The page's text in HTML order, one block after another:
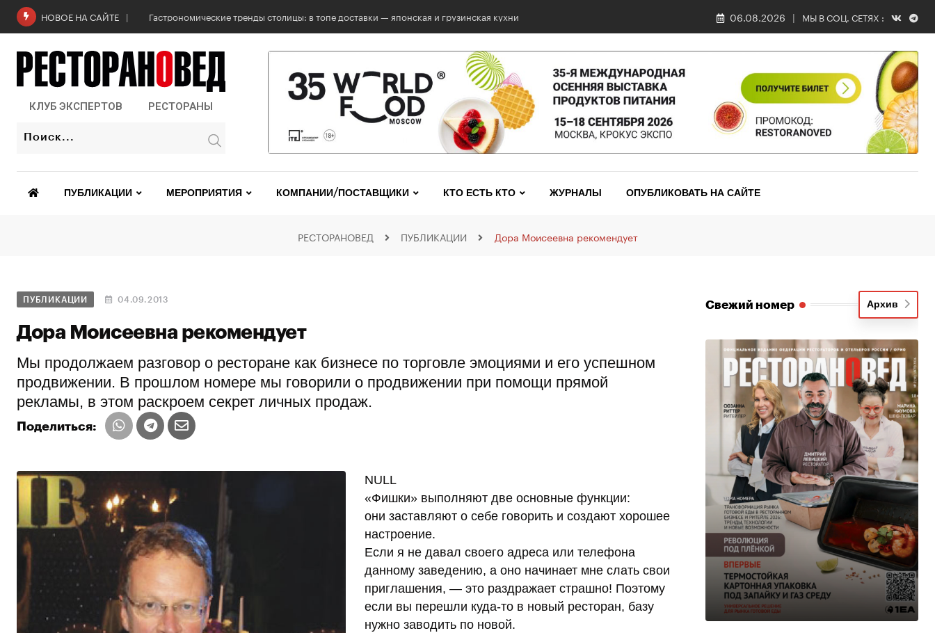
НОВОЕ НА САЙТЕ Гастрономические тренды столицы: в топе доставки — японская и грузинская кухни 06.08.2026 МЫ В СОЦ. СЕТЯХ :
КЛУБ ЭКСПЕРТОВ РЕСТОРАНЫ
ПУБЛИКАЦИИ МЕРОПРИЯТИЯ КОМПАНИИ/ПОСТАВЩИКИ КТО ЕСТЬ КТО ЖУРНАЛЫ ОПУБЛИКОВАТЬ НА САЙТЕ
РЕСТОРАНОВЕД ПУБЛИКАЦИИ Дора Моисеевна рекомендует
ПУБЛИКАЦИИ 04.09.2013
Дора Моисеевна рекомендует
Мы продолжаем разговор о ресторане как бизнесе по торговле эмоциями и его успешном
продвижении. В прошлом номере мы говорили о продвижении при помощи прямой
рекламы, в этом раскроем секрет личных продаж.
Поделиться:
NULL
«Фишки» выполняют две основные функции:
они заставляют о себе говорить и создают хорошее
настроение.
Если я не давал своего адреса или телефона
данному заведению, а оно начинает мне слать свои
приглашения, — это раздражает страшно! Поэтому
если вы перешли куда-то в новый ресторан, базу
нужно заводить по новой.
Свежий номер Архив